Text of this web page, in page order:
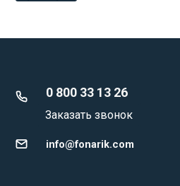
0 800 33 13 26
Заказать звонок
info@fonarik.com